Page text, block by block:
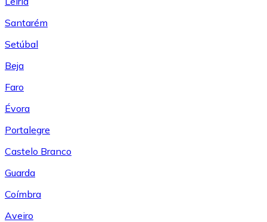
Santarém
Setúbal
Beja
Faro
Évora
Portalegre
Castelo Branco
Guarda
Coímbra
Aveiro